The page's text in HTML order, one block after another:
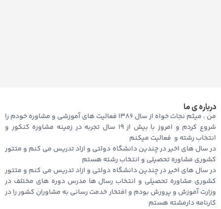
درباره ی ما
من ، میثم نجات خواه از سال ۱۳۸۶ فعالیت های آموزشی و مشاوره خودم را
شروع کردم و امروز با بیش از ۱۹ سال تجربه در زمینه مشاوره کنکور و
انتخاب رشته و ‌‌‌‌‌ فعالیت میکنم
در سال های اخیر در چندین دانشگاه دولتی و ازاد تدریس می کنم و متتور
کشوری مشاوره تحصیلی و انتخاب رشته هستم
در سال های اخیر در چندین دانشگاه دولتی و ازاد تدریس می کنم و متتور
کشوری مشاوره تحصیلی و انتخاب رسال ها مدرس دوره های مختلف در
وزارت آموزش و پرورش بودم و افتخار خدمت رسانی به مشاوران کشور را در
کارنامه دارمشته هستم